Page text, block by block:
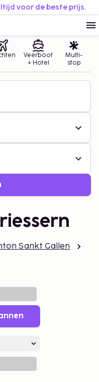
voor de beste prijs.
Veerboot
+ Hotel
Multi-
stop
Sankt Gallen